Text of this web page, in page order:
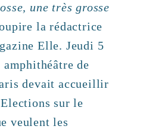
une très grosse
la rédactrice
Elle. Jeudi 5
de
devait accueillir
sur le
veulent les